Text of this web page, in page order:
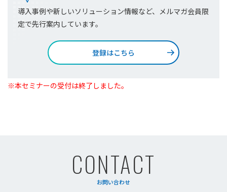
導入事例や新しいソリューション情報など、メルマガ会員限
定で先行案内しています。
登録はこちら
※本セミナーの受付は終了しました。
CONTACT
お問い合わせ